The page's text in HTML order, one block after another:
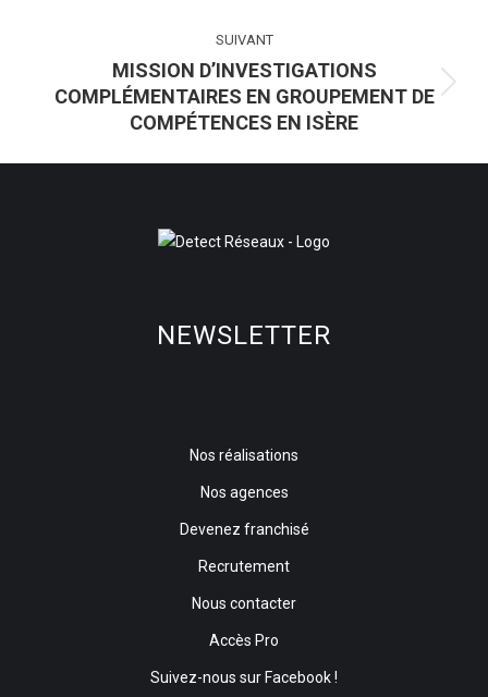
:
SUIVANT
Article
suivant
MISSION D’INVESTIGATIONS
COMPLÉMENTAIRES EN GROUPEMENT DE
COMPÉTENCES EN ISÈRE
NEWSLETTER
Nos réalisations
Nos agences
Devenez franchisé
Recrutement
Nous contacter
Accès Pro
Suivez-nous sur Facebook !